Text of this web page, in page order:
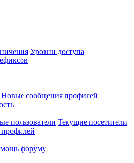
Уровни доступа
Новые сообщения профилей
пользователи Текущие посетители
форуму